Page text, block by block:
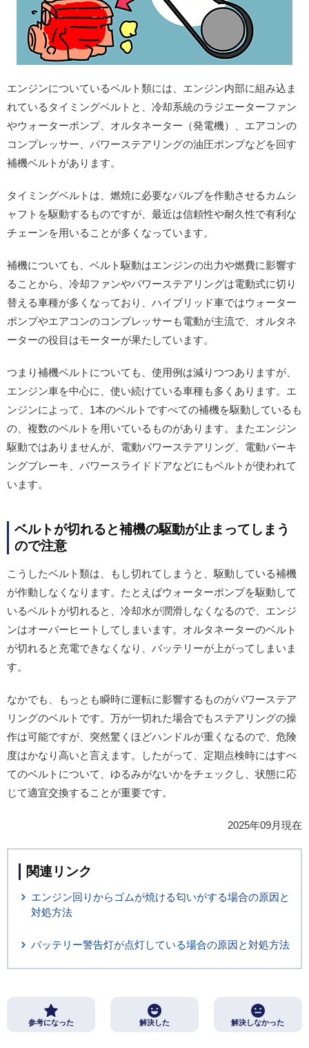
エンジンについているベルト類には、エンジン内部に組み込ま
れているタイミングベルトと、冷却系統のラジエーターファン
やウォーターポンプ、オルタネーター（発電機）、エアコンの
コンプレッサー、パワーステアリングの油圧ポンプなどを回す
補機ベルトがあります。
タイミングベルトは、燃焼に必要なバルブを作動させるカムシ
ャフトを駆動するものですが、最近は信頼性や耐久性で有利な
チェーンを用いることが多くなっています。
補機についても、ベルト駆動はエンジンの出力や燃費に影響す
ることから、冷却ファンやパワーステアリングは電動式に切り
替える車種が多くなっており、ハイブリッド車ではウォーター
ポンプやエアコンのコンプレッサーも電動が主流で、オルタネ
ーターの役目はモーターが果たしています。
つまり補機ベルトについても、使用例は減りつつありますが、
エンジン車を中心に、使い続けている車種も多くあります。エ
ンジンによって、1本のベルトですべての補機を駆動しているも
の、複数のベルトを用いているものがあります。またエンジン
駆動ではありませんが、電動パワーステアリング、電動パーキ
ングブレーキ、パワースライドドアなどにもベルトが使われて
います。
ベルトが切れると補機の駆動が止まってしまう
ので注意
こうしたベルト類は、もし切れてしまうと、駆動している補機
が作動しなくなります。たとえばウォーターポンプを駆動して
いるベルトが切れると、冷却水が潤滑しなくなるので、エンジ
ンはオーバーヒートしてしまいます。オルタネーターのベルト
が切れると充電できなくなり、バッテリーが上がってしまいま
す。
なかでも、もっとも瞬時に運転に影響するものがパワーステア
リングのベルトです。万が一切れた場合でもステアリングの操
作は可能ですが、突然驚くほどハンドルが重くなるので、危険
度はかなり高いと言えます。したがって、定期点検時にはすべ
てのベルトについて、ゆるみがないかをチェックし、状態に応
じて適宜交換することが重要です。
2025年09月現在
関連リンク
エンジン回りからゴムが焼ける匂いがする場合の原因と
対処方法
バッテリー警告灯が点灯している場合の原因と対処方法
参考になった 解決した 解決しなかった